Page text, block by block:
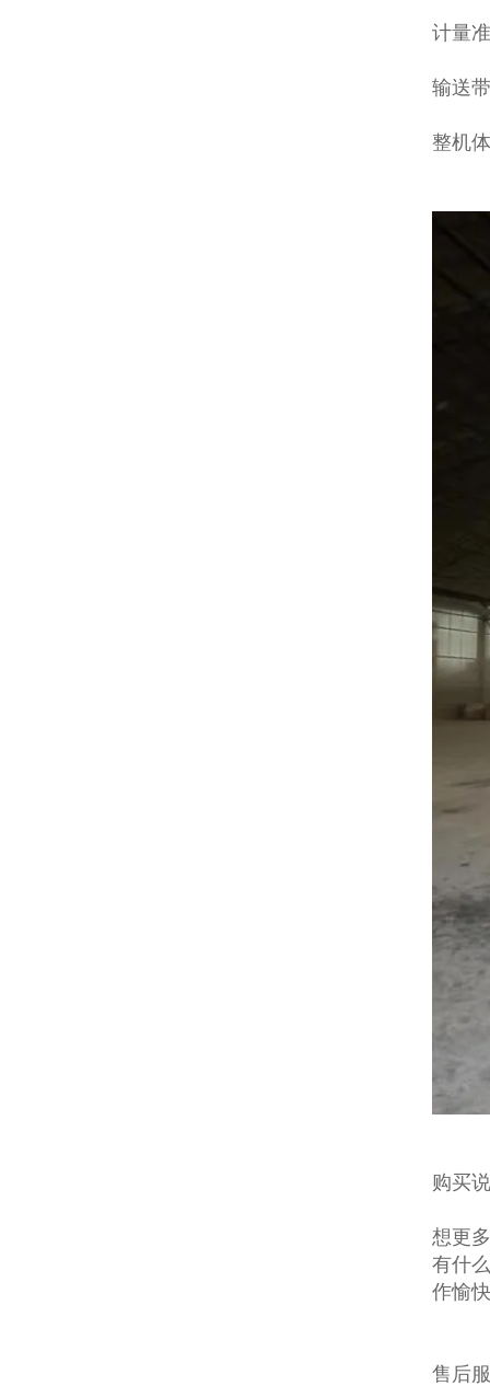
计量
输送
整机
购买
想更
有什
作愉
售后